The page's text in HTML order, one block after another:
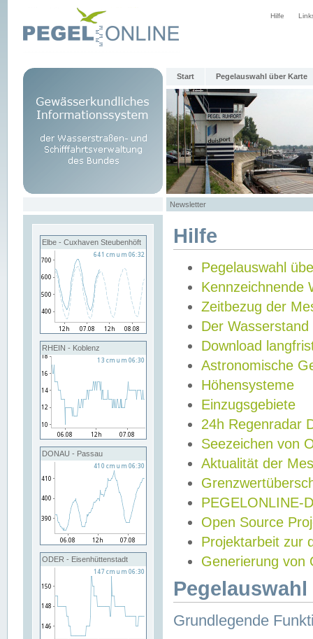
Hilfe
Start Pegelauswahl über Karte
Newsletter
Elbe - Cuxhaven Steubenhöft
RHEIN - Koblenz
DONAU - Passau
ODER - Eisenhüttenstadt
Hilfe
Pegelauswahl
Kennzeichnende
Zeitbezug der
Der Wasserstand
Download
Astronomische
Höhensysteme
Einzugsgebiete
24h Regenradar
Seezeichen von
Aktualität der
PEGELONLINE-
Open Source
Projektarbeit zur
Generierung von
Grundlegende